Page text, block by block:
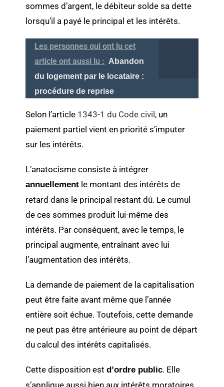
sommes d’argent, le débiteur solde sa dette
lorsqu’il a payé le principal et les intérêts.
Les personnes qui ont lu cet
article ont aussi lu : Abandon
du logement par le locataire :
procédure de reprise
Selon l’article 1343-1 du Code civil, un
paiement partiel vient en priorité s’imputer
sur les intérêts.
L’anatocisme consiste à intégrer
annuellement le montant des intérêts de
retard dans le principal restant dû. Le cumul
de ces sommes produit lui-même des
intérêts. Par conséquent, avec le temps, le
principal augmente, entraînant avec lui
l’augmentation des intérêts.
La demande de paiement de la capitalisation
peut être faite avant même que l’année
entière soit échue. Toutefois, cette demande
ne peut pas être antérieure au point de départ
du calcul des intérêts capitalisés.
Cette disposition estd’ordre public. Elle
s’applique aussi bien aux intérêts moratoires